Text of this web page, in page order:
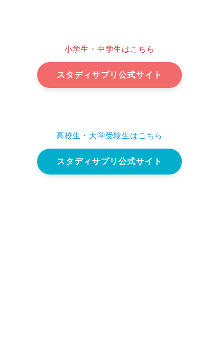
小学生・中学生はこちら
スタディサプリ公式サイト
高校生・大学受験生はこちら
スタディサプリ公式サイト